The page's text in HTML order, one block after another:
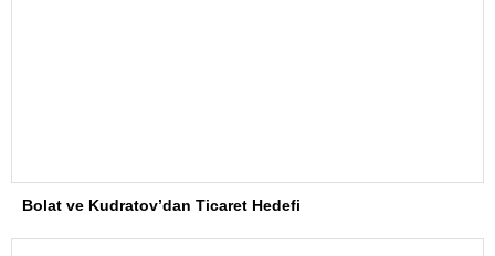
Bolat ve Kudratov’dan Ticaret Hedefi